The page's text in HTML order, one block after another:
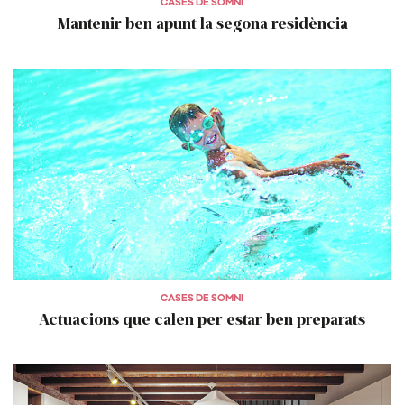
Mantenir ben apunt la segona residència
CASES DE SOMNI
Actuacions que calen per estar ben preparats